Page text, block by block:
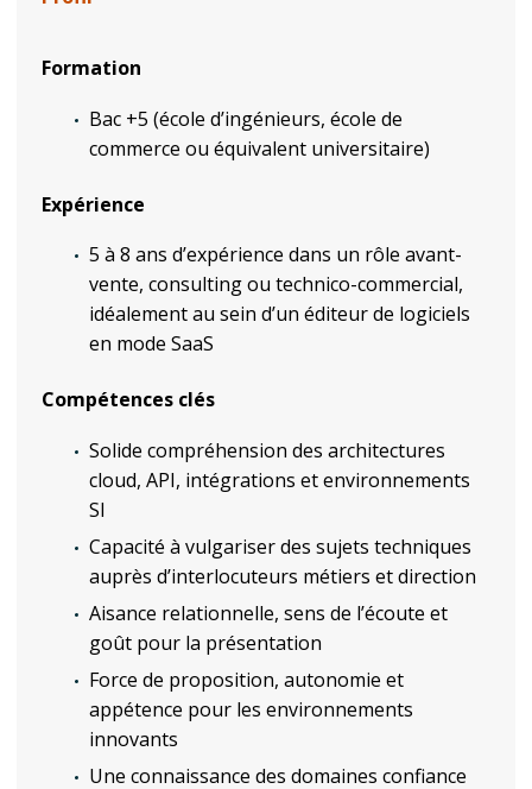
Formation
Bac +5 (école d’ingénieurs, école de
commerce ou équivalent universitaire)
Expérience
5 à 8 ans d’expérience dans un rôle avant-
vente, consulting ou technico-commercial,
idéalement au sein d’un éditeur de logiciels
en mode SaaS
Compétences clés
Solide compréhension des architectures
cloud, API, intégrations et environnements
SI
Capacité à vulgariser des sujets techniques
auprès d’interlocuteurs métiers et direction
Aisance relationnelle, sens de l’écoute et
goût pour la présentation
Force de proposition, autonomie et
appétence pour les environnements
innovants
Une connaissance des domaines confiance